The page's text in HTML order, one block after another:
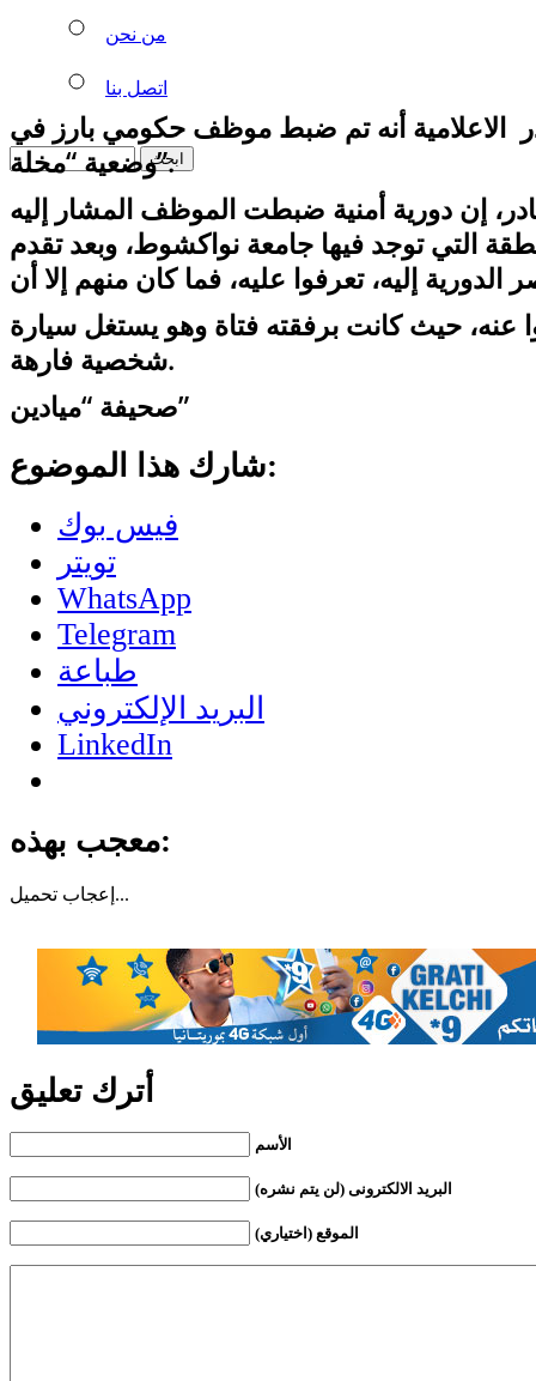
من نحن
اتصل بنا
الاعلامية أنه تم ضبط موظف حكومي بارز في
وضعية “مخلة”.
إن دورية أمنية ضبطت الموظف المشار إليه
التي توجد فيها جامعة نواكشوط، وبعد تقدم
الدورية إليه، تعرفوا عليه، فما كان منهم إلا أن
عنه، حيث كانت برفقته فتاة وهو يستغل سيارة
شخصية فارهة.
صحيفة “ميادين”
شارك هذا الموضوع:
فيس بوك
تويتر
WhatsApp
Telegram
طباعة
البريد الإلكتروني
LinkedIn
معجب بهذه:
إعجاب تحميل...
أترك تعليق
الأسم
البريد الالكترونى (لن يتم نشره)
الموقع (اختياري)